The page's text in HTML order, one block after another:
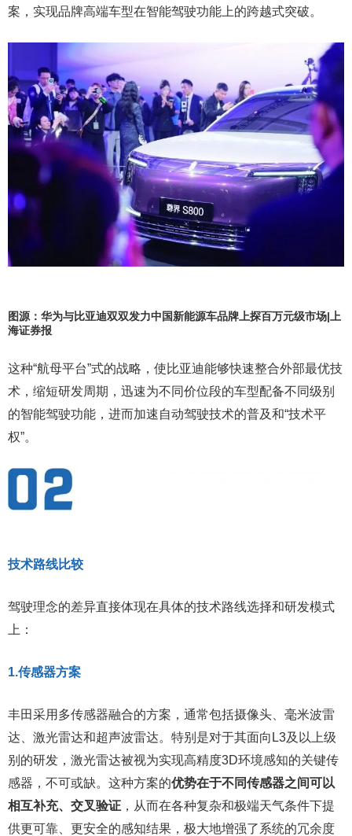
案，实现品牌高端车型在智能驾驶功能上的跨越式突破。
图源：华为与比亚迪双双发力中国新能源车品牌上探百万元级市场|上
海证券报
这种“航母平台”式的战略，使比亚迪能够快速整合外部最优技
术，缩短研发周期，迅速为不同价位段的车型配备不同级别
的智能驾驶功能，进而加速自动驾驶技术的普及和“技术平
权”。
技术路线比较
驾驶理念的差异直接体现在具体的技术路线选择和研发模式
上：
1.传感器方案
丰田采用多传感器融合的方案，通常包括摄像头、毫米波雷
达、激光雷达和超声波雷达。特别是对于其面向L3及以上级
别的研发，激光雷达被视为实现高精度3D环境感知的关键传
感器，不可或缺。这种方案的优势在于不同传感器之间可以
相互补充、交叉验证 ，从而在各种复杂和极端天气条件下提
供更可靠、更安全的感知结果，极大地增强了系统的冗余度